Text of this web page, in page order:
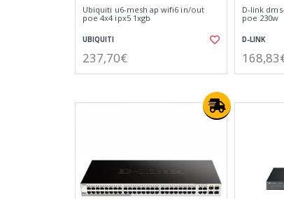
Ubiquiti u6-mesh ap wifi6 in/out
poe 4x4 ipx5 1xgb
UBIQUITI
237,70€
D-link
poe 230w
D-LINK